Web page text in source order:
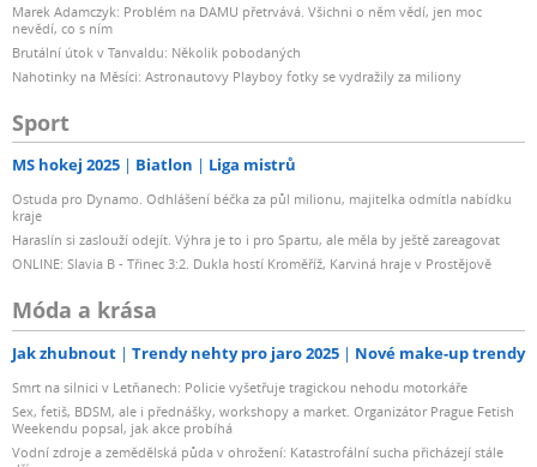
Marek Adamczyk: Problém na DAMU přetrvává. Všichni o něm vědí, jen moc
nevědí, co s ním
Brutální útok v Tanvaldu: Několik pobodaných
Nahotinky na Měsíci: Astronautovy Playboy fotky se vydražily za miliony
Sport
MS hokej 2025 Biatlon Liga mistrů
Ostuda pro Dynamo. Odhlášení béčka za půl milionu, majitelka odmítla nabídku
kraje
Haraslín si zaslouží odejít. Výhra je to i pro Spartu, ale měla by ještě zareagovat
ONLINE: Slavia B - Třinec 3:2. Dukla hostí Kroměříž, Karviná hraje v Prostějově
Móda a krása
Jak zhubnout Trendy nehty pro jaro 2025 Nové make-up trendy
Smrt na silnici v Letňanech: Policie vyšetřuje tragickou nehodu motorkáře
Sex, fetiš, BDSM, ale i přednášky, workshopy a market. Organizátor Prague Fetish
Weekendu popsal, jak akce probíhá
Vodní zdroje a zemědělská půda v ohrožení: Katastrofální sucha přicházejí stále